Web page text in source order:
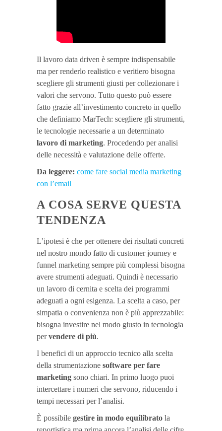
Il lavoro data driven è sempre indispensabile
ma per renderlo realistico e veritiero bisogna
scegliere gli strumenti giusti per collezionare i
valori che servono. Tutto questo può essere
fatto grazie all’investimento concreto in quello
che definiamo MarTech: scegliere gli strumenti,
le tecnologie necessarie a un determinato
lavoro di marketing. Procedendo per analisi
delle necessità e valutazione delle offerte.
Da leggere: come fare social media marketing
con l’email
A COSA SERVE QUESTA
TENDENZA
L’ipotesi è che per ottenere dei risultati concreti
nel nostro mondo fatto di customer journey e
funnel marketing sempre più complessi bisogna
avere strumenti adeguati. Quindi è necessario
un lavoro di cernita e scelta dei programmi
adeguati a ogni esigenza. La scelta a caso, per
simpatia o convenienza non è più apprezzabile:
bisogna investire nel modo giusto in tecnologia
pervendere di più.
I benefici di un approccio tecnico alla scelta
della strumentazione software per fare
marketing sono chiari. In primo luogo puoi
intercettare i numeri che servono, riducendo i
tempi necessari per l’analisi.
È possibile gestire in modo equilibrato la